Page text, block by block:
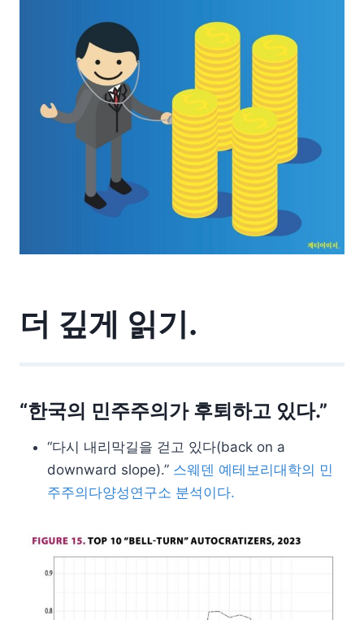
더 깊게 읽기.
“한국의 민주주의가 후퇴하고 있다.”
“다시 내리막길을 걷고 있다(back on a
downward slope).” 스웨덴 예테보리대학의 민
주주의다양성연구소 분석이다.